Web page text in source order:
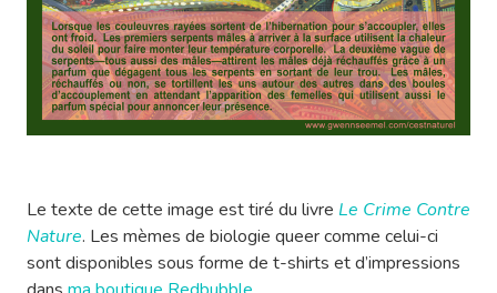
Le texte de cette image est tiré du livre Le Crime Contre
Nature. Les mèmes de biologie queer comme celui-ci
sont disponibles sous forme de t-shirts et d’impressions